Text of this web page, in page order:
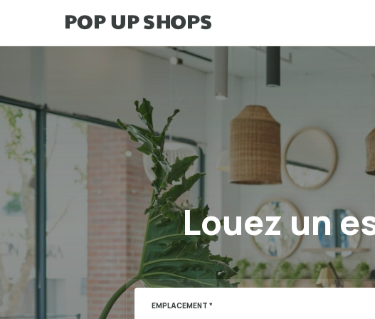
Louez un
EMPLACEMENT *